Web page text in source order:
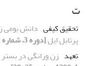
ت
تحقیق کیفی دانش بومی
پرتابل ایل[دوره 3، شماره 2، 1390، صفحه 39-56]
تعهد زن ورانگی در بستر